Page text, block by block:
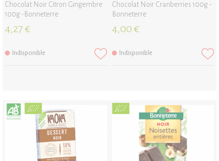
Chocolat Noir Citron Gingembre
100g -Bonneterre
4,27 €
Indisponible
Chocolat Noir Cranberries 100g -
Bonneterre
4,00 €
Indisponible